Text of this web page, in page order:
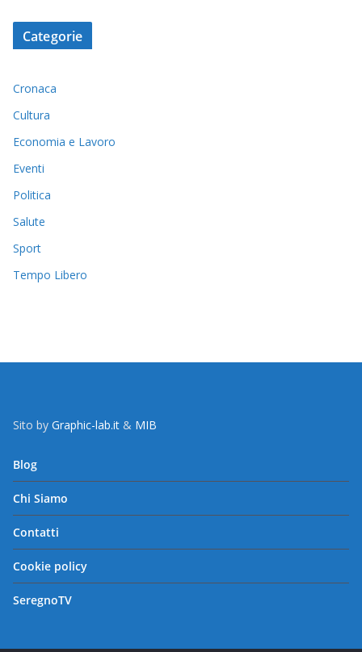
Categorie
Cronaca
Cultura
Economia e Lavoro
Eventi
Politica
Salute
Sport
Tempo Libero
Sito by Graphic-lab.it & MIB
Blog
Chi Siamo
Contatti
Cookie policy
SeregnoTV